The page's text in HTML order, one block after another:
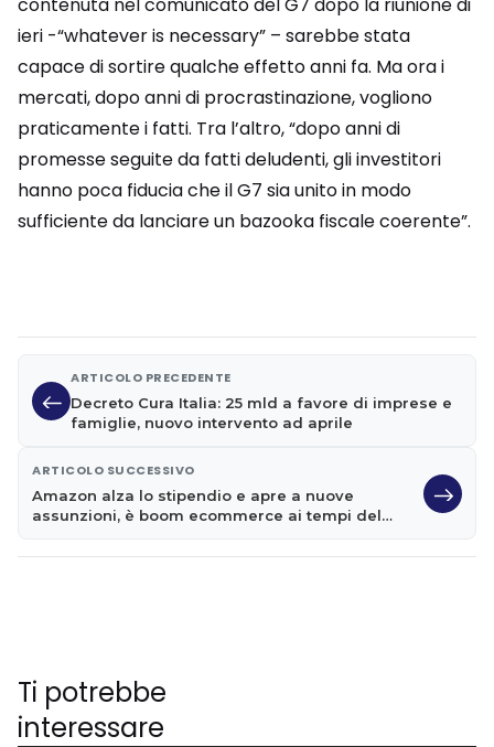
ieri -“whatever is necessary” – sarebbe stata
capace di sortire qualche effetto anni fa. Ma ora i
mercati, dopo anni di procrastinazione, vogliono
praticamente i fatti. Tra l’altro, “dopo anni di
promesse seguite da fatti deludenti, gli investitori
hanno poca fiducia che il G7 sia unito in modo
sufficiente da lanciare un bazooka fiscale coerente”.
ARTICOLO PRECEDENTE
Decreto Cura Italia: 25 mld a favore di imprese e
famiglie, nuovo intervento ad aprile
ARTICOLO SUCCESSIVO
Amazon alza lo stipendio e apre a nuove
assunzioni, è boom ecommerce ai tempi del
Ti potrebbe
interessare